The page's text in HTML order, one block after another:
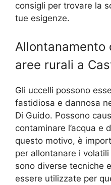
consigli per trovare la
tue esigenze.
Allontanamento
aree rurali a
Gli uccelli possono
fastidiosa e dannosa
Di Guido. Possono
contaminare l’acqua e
questo motivo, è
per allontanare i
sono diverse tecniche
essere utilizzate per